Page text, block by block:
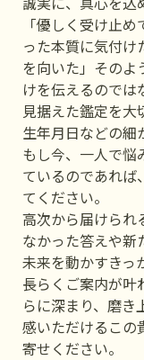
「優しく受け止
った本質に気付け
を向いた」そのよ
けを伝えるのでは
見据えた鑑定を大
生年月日などの細
もし今、一人で悩
ているのであれ
てください。
高次から届けられ
なかった答えや新
未来を動かすきっ
長らくご案内が叶
らに深まり、磨
感いただけるこの
寄せください。